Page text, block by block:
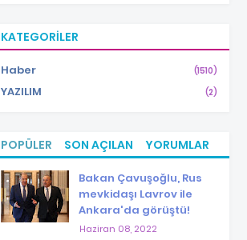
KATEGORILER
Haber (1510)
YAZILIM (2)
POPÜLER SON AÇILAN YORUMLAR
Bakan Çavuşoğlu, Rus
mevkidaşı Lavrov ile
Ankara'da görüştü!
Haziran 08, 2022